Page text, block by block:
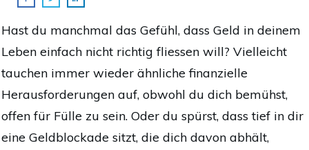
Hast du manchmal das Gefühl, dass Geld in deinem
Leben einfach nicht richtig fliessen will? Vielleicht
tauchen immer wieder ähnliche finanzielle
Herausforderungen auf, obwohl du dich bemühst,
offen für Fülle zu sein. Oder du spürst, dass tief in dir
eine Geldblockade sitzt, die dich davon abhält,